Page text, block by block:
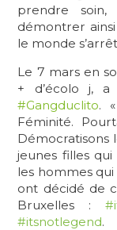
prendre
démontrer
le monde
Le 7 mars en
+ d’écolo j,
#Gangduclito.
Féminité.
Démocratisons
jeunes filles
les hommes
ont décidé de
Bruxelles :
#itsnotlegend.